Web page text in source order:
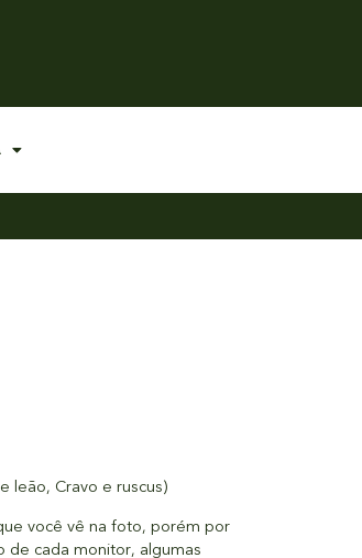
leão, Cravo e ruscus)
você vê na foto, porém por
de cada monitor, algumas